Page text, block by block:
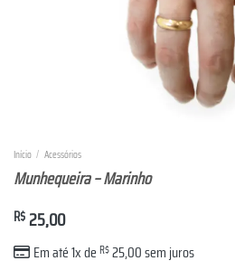
Início / Acessórios
Munhequeira – Marinho
R$ 25,00
Em até 1x de R$25,00sem juros